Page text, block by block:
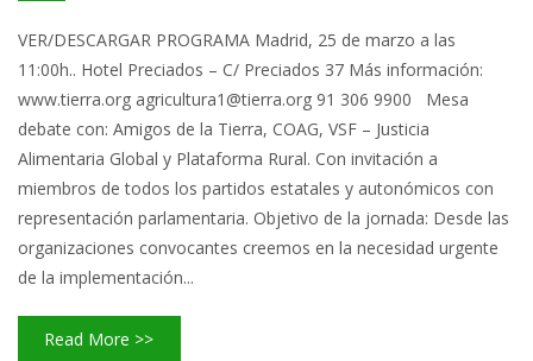
VER/DESCARGAR PROGRAMA Madrid, 25 de marzo a las
11:00h.. Hotel Preciados – C/ Preciados 37 Más información:
www.tierra.org agricultura1@tierra.org 91 306 9900 Mesa
debate con: Amigos de la Tierra, COAG, VSF – Justicia
Alimentaria Global y Plataforma Rural. Con invitación a
miembros de todos los partidos estatales y autonómicos con
representación parlamentaria. Objetivo de la jornada: Desde las
organizaciones convocantes creemos en la necesidad urgente
de la implementación...
Read More >>